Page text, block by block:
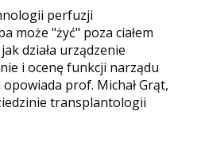
perfuzji
może "żyć" poza ciałem
działa urządzenie
i ocenę funkcji narządu
prof. Michał Grąt,
transplantologii